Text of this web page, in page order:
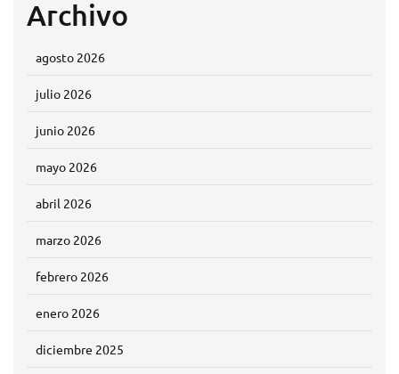
Archivo
agosto 2026
julio 2026
junio 2026
mayo 2026
abril 2026
marzo 2026
febrero 2026
enero 2026
diciembre 2025